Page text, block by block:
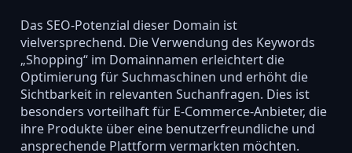
Das SEO-Potenzial dieser Domain ist
vielversprechend. Die Verwendung des Keywords
„Shopping“ im Domainnamen erleichtert die
Optimierung für Suchmaschinen und erhöht die
Sichtbarkeit in relevanten Suchanfragen. Dies ist
besonders vorteilhaft für E-Commerce-Anbieter, die
ihre Produkte über eine benutzerfreundliche und
ansprechende Plattform vermarkten möchten.